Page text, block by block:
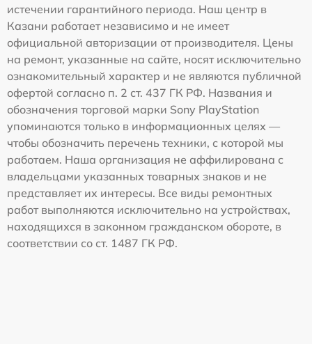
истечении гарантийного периода. Наш центр в
Казани работает независимо и не имеет
официальной авторизации от производителя. Цены
на ремонт, указанные на сайте, носят исключительно
ознакомительный характер и не являются публичной
офертой согласно п. 2 ст. 437 ГК РФ. Названия и
обозначения торговой марки Sony PlayStation
упоминаются только в информационных целях —
чтобы обозначить перечень техники, с которой мы
работаем. Наша организация не аффилирована с
владельцами указанных товарных знаков и не
представляет их интересы. Все виды ремонтных
работ выполняются исключительно на устройствах,
находящихся в законном гражданском обороте, в
соответствии со ст. 1487 ГК РФ.